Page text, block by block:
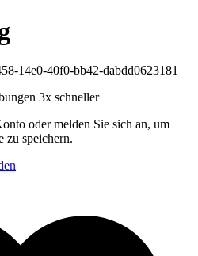
14e0-40f0-bb42-dabdd0623181
3x schneller
oder melden Sie sich an, um
zu speichern.